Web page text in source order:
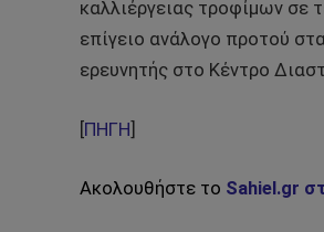
καλλιέργειας τροφίμων σε
επίγειο ανάλογο προτού
ερευνητής στο Κέντρο
ΠΗΓΗ
Ακολουθήστε το Sahiel.gr